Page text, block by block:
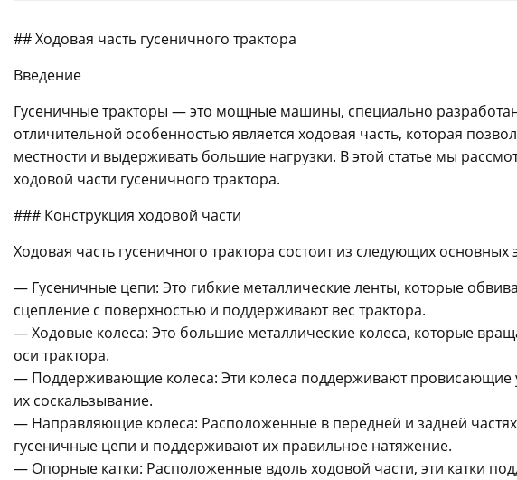
## Ходовая часть гусеничного трактора
Введение
Гусеничные тракторы — это мощные машины, специально
отличительной особенностью является ходовая часть, которая
местности и выдерживать большие нагрузки. В этой статье мы
ходовой части гусеничного трактора.
### Конструкция ходовой части
Ходовая часть гусеничного трактора состоит из следующих основных
— Гусеничные цепи: Это гибкие металлические ленты, которые
сцепление с поверхностью и поддерживают вес трактора.
— Ходовые колеса: Это большие металлические колеса, которые
оси трактора.
— Поддерживающие колеса: Эти колеса поддерживают провисающие
их соскальзывание.
— Направляющие колеса: Расположенные в передней и задней
гусеничные цепи и поддерживают их правильное натяжение.
— Опорные катки: Расположенные вдоль ходовой части, эти катки